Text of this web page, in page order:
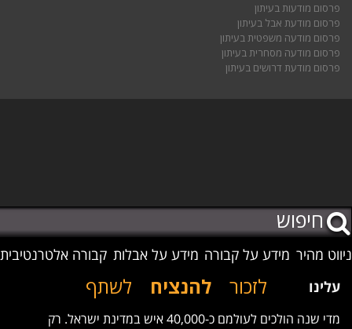
פרסום מודעות בעיתון
פרסום מודעת אבל בעיתון
פרסום מודעה משפטית בעיתון
פרסום מודעה מסחרית בעיתון
פרסום מודעת דרושים בעיתון
ניווט מהיר מידע על קבורה מידע על אבלות קבורה אלטרנטיבית
לזכור להנציח לשתף עלינו
מדי שנה הולכים לעולמם כ-40,000 איש במדינת ישראל. רק